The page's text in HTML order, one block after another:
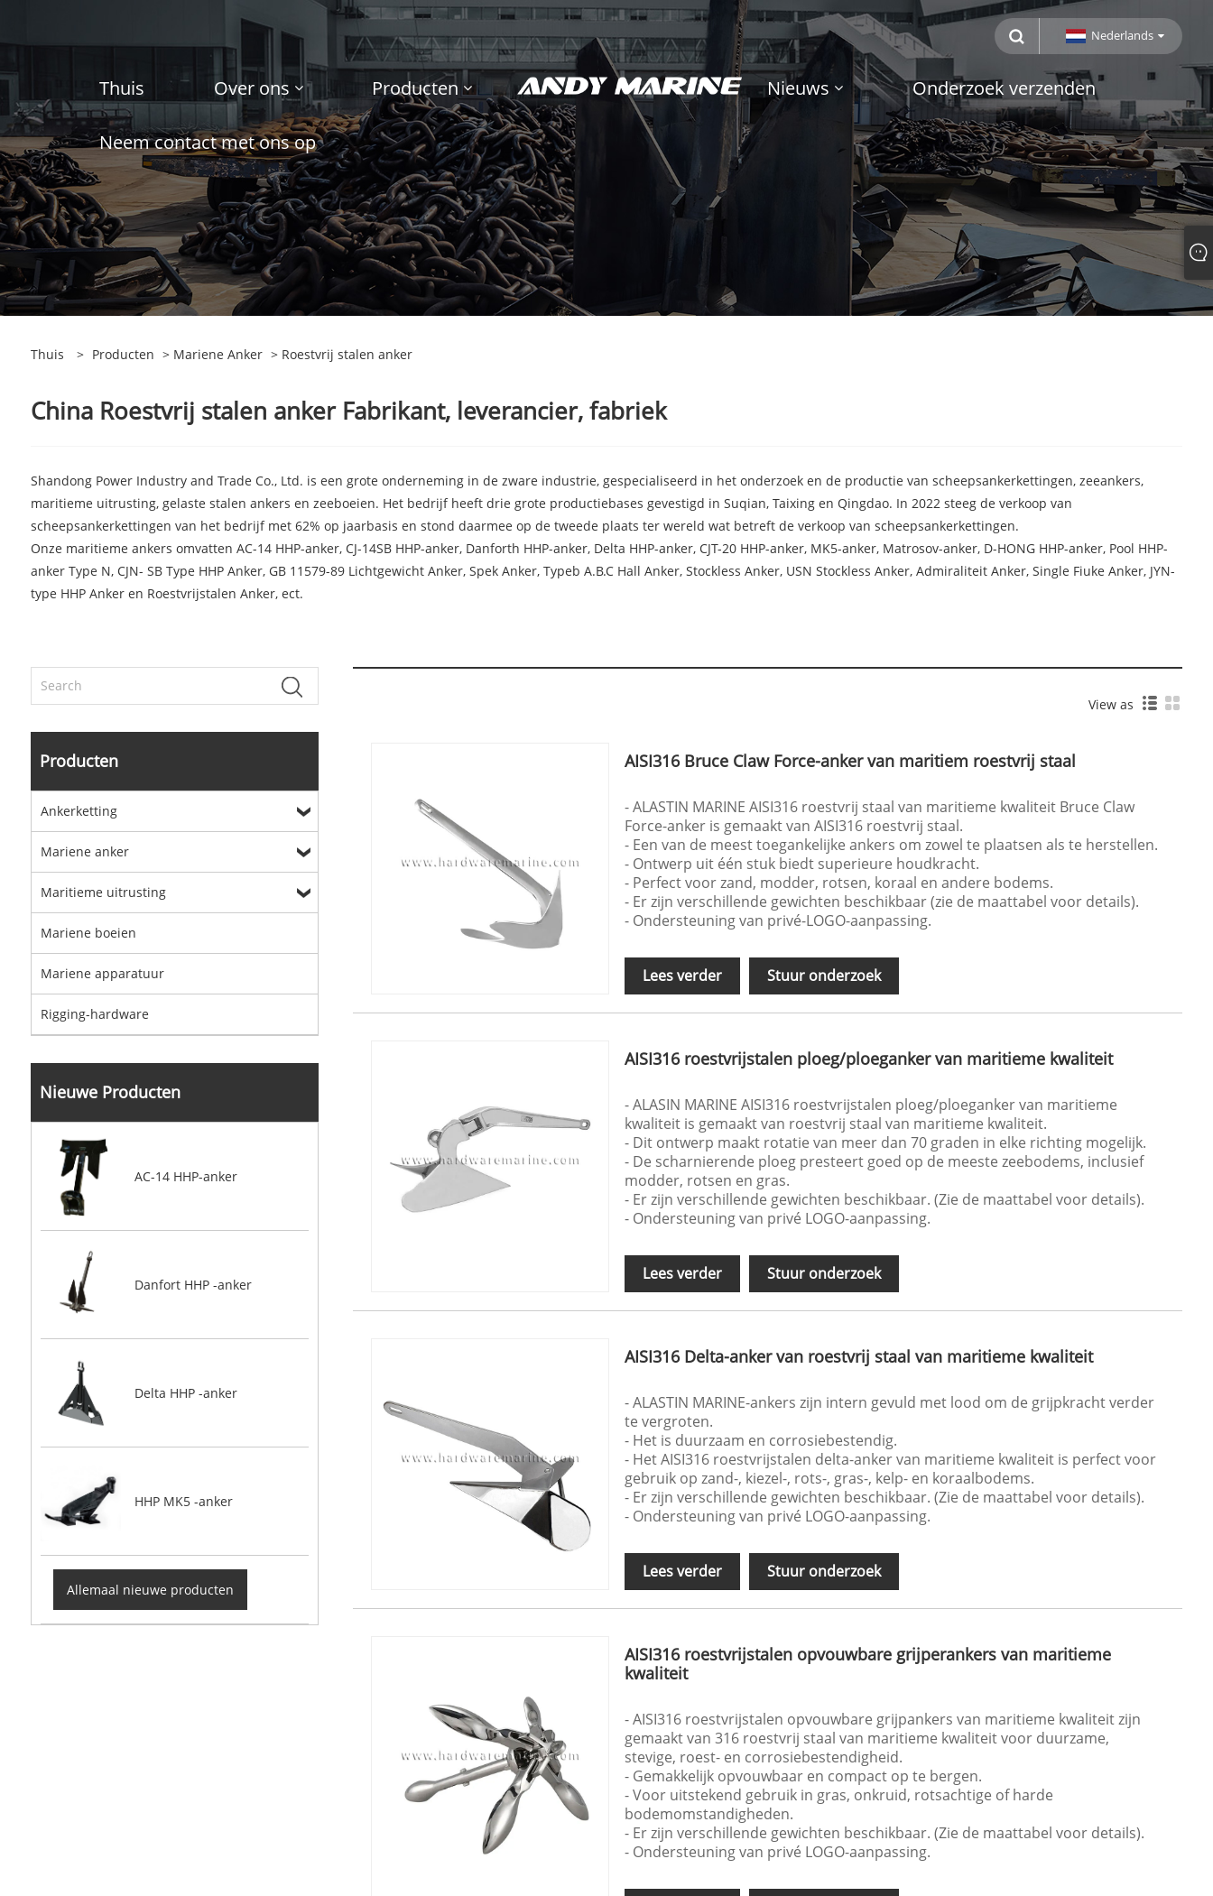
Nederlands
Thuis Over ons Producten Nieuws Onderzoek verzenden
Neem contact met ons op
Thuis > Producten > Mariene Anker > Roestvrij stalen anker
China Roestvrij stalen anker Fabrikant, leverancier, fabriek
Shandong Power Industry and Trade Co., Ltd. is een grote onderneming in de zware industrie, gespecialiseerd in het onderzoek en de productie van scheepsankerkettingen, zeeankers,
maritieme uitrusting, gelaste stalen ankers en zeeboeien. Het bedrijf heeft drie grote productiebases gevestigd in Suqian, Taixing en Qingdao. In 2022 steeg de verkoop van
scheepsankerkettingen van het bedrijf met 62% op jaarbasis en stond daarmee op de tweede plaats ter wereld wat betreft de verkoop van scheepsankerkettingen.
Onze maritieme ankers omvatten AC-14 HHP-anker, CJ-14SB HHP-anker, Danforth HHP-anker, Delta HHP-anker, CJT-20 HHP-anker, MK5-anker, Matrosov-anker, D-HONG HHP-anker, Pool HHP-
anker Type N, CJN- SB Type HHP Anker, GB 11579-89 Lichtgewicht Anker, Spek Anker, Typeb A.B.C Hall Anker, Stockless Anker, USN Stockless Anker, Admiraliteit Anker, Single Fiuke Anker, JYN-
type HHP Anker en Roestvrijstalen Anker, ect.
Producten
Ankerketting
Mariene anker
Maritieme uitrusting
Mariene boeien
Mariene apparatuur
Rigging-hardware
Nieuwe Producten
AC-14 HHP-anker
Danfort HHP -anker
Delta HHP -anker
HHP MK5 -anker
Allemaal nieuwe producten
View as
AISI316 Bruce Claw Force-anker van maritiem roestvrij staal
- ALASTIN MARINE AISI316 roestvrij staal van maritieme kwaliteit Bruce Claw
Force-anker is gemaakt van AISI316 roestvrij staal.
- Een van de meest toegankelijke ankers om zowel te plaatsen als te herstellen.
- Ontwerp uit één stuk biedt superieure houdkracht.
- Perfect voor zand, modder, rotsen, koraal en andere bodems.
- Er zijn verschillende gewichten beschikbaar (zie de maattabel voor details).
- Ondersteuning van privé-LOGO-aanpassing.
Lees verder Stuur onderzoek
AISI316 roestvrijstalen ploeg/ploeganker van maritieme kwaliteit
- ALASIN MARINE AISI316 roestvrijstalen ploeg/ploeganker van maritieme
kwaliteit is gemaakt van roestvrij staal van maritieme kwaliteit.
- Dit ontwerp maakt rotatie van meer dan 70 graden in elke richting mogelijk.
- De scharnierende ploeg presteert goed op de meeste zeebodems, inclusief
modder, rotsen en gras.
- Er zijn verschillende gewichten beschikbaar. (Zie de maattabel voor details).
- Ondersteuning van privé LOGO-aanpassing.
Lees verder Stuur onderzoek
AISI316 Delta-anker van roestvrij staal van maritieme kwaliteit
- ALASTIN MARINE-ankers zijn intern gevuld met lood om de grijpkracht verder
te vergroten.
- Het is duurzaam en corrosiebestendig.
- Het AISI316 roestvrijstalen delta-anker van maritieme kwaliteit is perfect voor
gebruik op zand-, kiezel-, rots-, gras-, kelp- en koraalbodems.
- Er zijn verschillende gewichten beschikbaar. (Zie de maattabel voor details).
- Ondersteuning van privé LOGO-aanpassing.
Lees verder Stuur onderzoek
AISI316 roestvrijstalen opvouwbare grijperankers van maritieme
kwaliteit
- AISI316 roestvrijstalen opvouwbare grijpankers van maritieme kwaliteit zijn
gemaakt van 316 roestvrij staal van maritieme kwaliteit voor duurzame,
stevige, roest- en corrosiebestendigheid.
- Gemakkelijk opvouwbaar en compact op te bergen.
- Voor uitstekend gebruik in gras, onkruid, rotsachtige of harde
bodemomstandigheden.
- Er zijn verschillende gewichten beschikbaar. (Zie de maattabel voor details).
- Ondersteuning van privé LOGO-aanpassing.